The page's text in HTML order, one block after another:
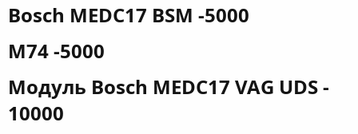
Bosch MEDC17 BSM -5000​
M74 -5000​
Модуль Bosch MEDC17 VAG UDS -
10000​